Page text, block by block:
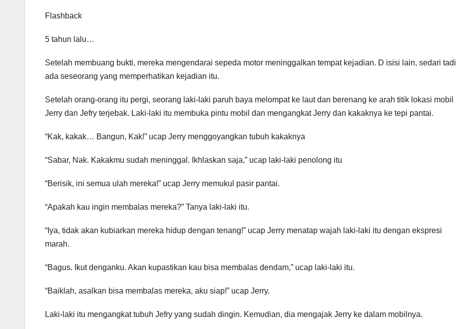
Flashback
5 tahun lalu…
Setelah membuang bukti, mereka mengendarai sepeda motor meninggalkan tempat kejadian. D isisi lain, sedari tadi
ada seseorang yang memperhatikan kejadian itu.
Setelah orang-orang itu pergi, seorang laki-laki paruh baya melompat ke laut dan berenang ke arah titik lokasi mobil
Jerry dan Jefry terjebak. Laki-laki itu membuka pintu mobil dan mengangkat Jerry dan kakaknya ke tepi pantai.
“Kak, kakak… Bangun, Kak!” ucap Jerry menggoyangkan tubuh kakaknya
“Sabar, Nak. Kakakmu sudah meninggal. Ikhlaskan saja,” ucap laki-laki penolong itu
“Berisik, ini semua ulah mereka!” ucap Jerry memukul pasir pantai.
“Apakah kau ingin membalas mereka?” Tanya laki-laki itu.
“Iya, tidak akan kubiarkan mereka hidup dengan tenang!” ucap Jerry menatap wajah laki-laki itu dengan ekspresi
marah.
“Bagus. Ikut denganku. Akan kupastikan kau bisa membalas dendam,” ucap laki-laki itu.
“Baiklah, asalkan bisa membalas mereka, aku siap!” ucap Jerry.
Laki-laki itu mengangkat tubuh Jefry yang sudah dingin. Kemudian, dia mengajak Jerry ke dalam mobilnya.